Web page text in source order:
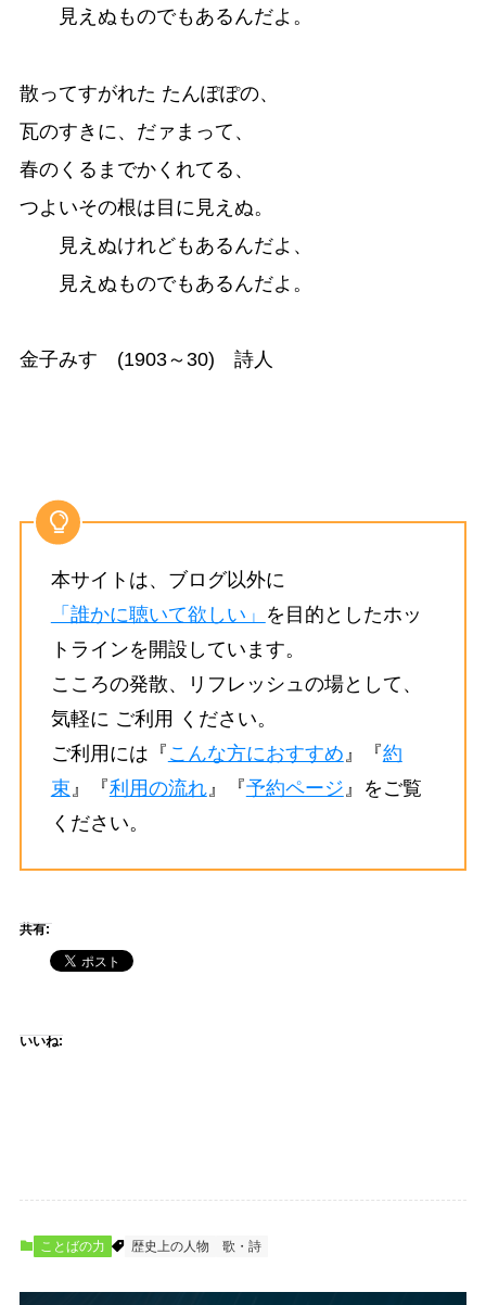
見えぬものでもあるんだよ。
散ってすがれた たんぽぽの、
瓦のすきに、だァまって、
春のくるまでかくれてる、
つよいその根は目に見えぬ。
見えぬけれどもあるんだよ、
見えぬものでもあるんだよ。
金子みすゞ(1903～30) 詩人
本サイトは、ブログ以外に
「誰かに聴いて欲しい」 を目的としたホッ
トラインを開設しています。
こころの発散、リフレッシュの場として、
気軽に ご利用 ください。
ご利用には『 こんな方におすすめ 』『約
束 』『利用の流れ』『予約ページ 』をご覧
ください。
共有:
いいね:
ことばの力 歴史上の人物 歌・詩